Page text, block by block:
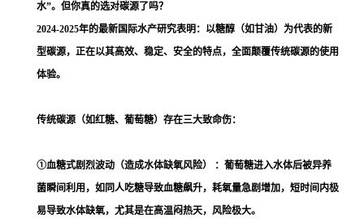
水”。但你真的选对碳源了吗？
2024-2025年的最新国际水产研究表明：以糖醇（如甘油）为代表的新
型碳源，正在以其高效、稳定、安全的特点，全面颠覆传统碳源的使用
体验。
传统碳源（如红糖、葡萄糖）存在三大致命伤：
①血糖式剧烈波动（造成水体缺氧风险） ：葡萄糖进入水体后被异养
菌瞬间利用，如同人吃糖导致血糖飙升，耗氧量急剧增加，短时间内极
易导致水体缺氧，尤其是在高温闷热天，风险极大。